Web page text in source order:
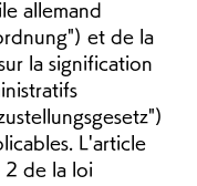
allemand
et de la
la signification
L'article
2 de la loi